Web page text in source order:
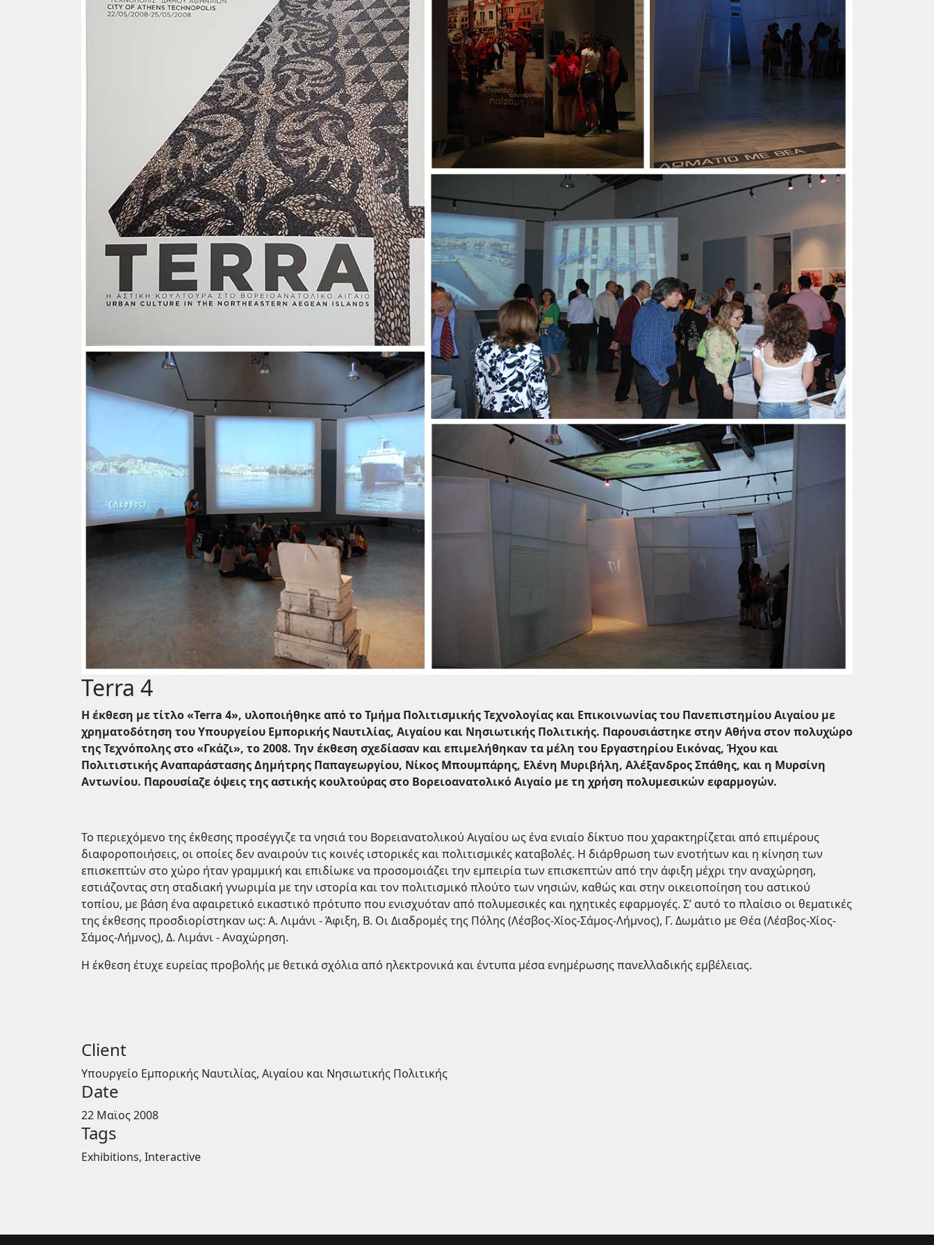
Terra 4
Η έκθεση με τίτλο «Terra 4», υλοποιήθηκε από το Τμήμα Πολιτισμικής Τεχνολογίας και Επικοινωνίας του Πανεπιστημίου Αιγαίου με
χρηματοδότηση του Υπουργείου Εμπορικής Ναυτιλίας, Αιγαίου και Νησιωτικής Πολιτικής. Παρουσιάστηκε στην Αθήνα στον πολυχώρο
της Τεχνόπολης στο «Γκάζι», το 2008. Την έκθεση σχεδίασαν και επιμελήθηκαν τα μέλη του Εργαστηρίου Εικόνας, Ήχου και
Πολιτιστικής Αναπαράστασης Δημήτρης Παπαγεωργίου, Νίκος Μπουμπάρης, Ελένη Μυριβήλη, Αλέξανδρος Σπάθης, και η Μυρσίνη
Αντωνίου. Παρουσίαζε όψεις της αστικής κουλτούρας στο Βορειοανατολικό Αιγαίο με τη χρήση πολυμεσικών εφαρμογών.
Το περιεχόμενο της έκθεσης προσέγγιζε τα νησιά του Βορειανατολικού Αιγαίου ως ένα ενιαίο δίκτυο που χαρακτηρίζεται από επιμέρους
διαφοροποιήσεις, οι οποίες δεν αναιρούν τις κοινές ιστορικές και πολιτισμικές καταβολές. Η διάρθρωση των ενοτήτων και η κίνηση των
επισκεπτών στο χώρο ήταν γραμμική και επιδίωκε να προσομοιάζει την εμπειρία των επισκεπτών από την άφιξη μέχρι την αναχώρηση,
εστιάζοντας στη σταδιακή γνωριμία με την ιστορία και τον πολιτισμικό πλούτο των νησιών, καθώς και στην οικειοποίηση του αστικού
τοπίου, με βάση ένα αφαιρετικό εικαστικό πρότυπο που ενισχυόταν από πολυμεσικές και ηχητικές εφαρμογές. Σ’ αυτό το πλαίσιο οι θεματικές
της έκθεσης προσδιορίστηκαν ως: Α. Λιμάνι - Άφιξη, Β. Οι Διαδρομές της Πόλης (Λέσβος-Χίος-Σάμος-Λήμνος), Γ. Δωμάτιο με Θέα (Λέσβος-Χίος-
Σάμος-Λήμνος), Δ. Λιμάνι - Αναχώρηση.
Η έκθεση έτυχε ευρείας προβολής με θετικά σχόλια από ηλεκτρονικά και έντυπα μέσα ενημέρωσης πανελλαδικής εμβέλειας.
Client
Υπουργείο Εμπορικής Ναυτιλίας, Αιγαίου και Νησιωτικής Πολιτικής
Date
22 Μαϊος 2008
Tags
Exhibitions, Interactive